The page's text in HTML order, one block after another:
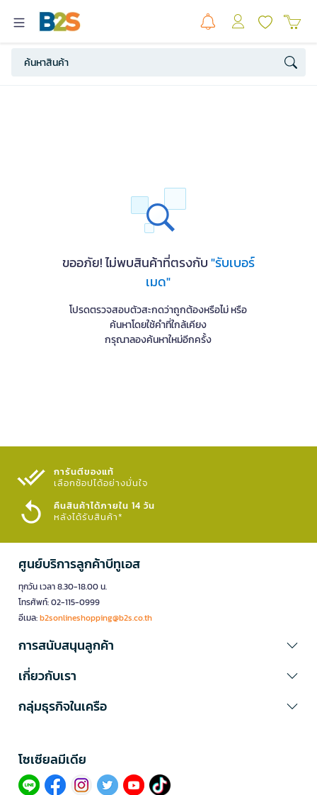
ขออภัย! ไม่พบสินค้าที่ตรงกับ"รับเบอร์
เมด"
โปรดตรวจสอบตัวสะกดว่าถูกต้องหรือไม่ หรือ
ค้นหาโดยใช้คำที่ใกล้เคียง
กรุณาลองค้นหาใหม่อีกครั้ง
การันตีของแท้
เลือกช้อปได้อย่างมั่นใจ​
คืนสินค้าได้ภายใน 14 วัน
หลังได้รับสินค้า*
ศูนย์บริการลูกค้าบีทูเอส
ทุกวัน เวลา 8.30-18.00 น.
โทรศัพท์: 02-115-0999
อีเมล:b2sonlineshopping@b2s.co.th
การสนับสนุนลูกค้า
เกี่ยวกับเรา
กลุ่มธุรกิจในเครือ
โซเซียลมีเดีย​